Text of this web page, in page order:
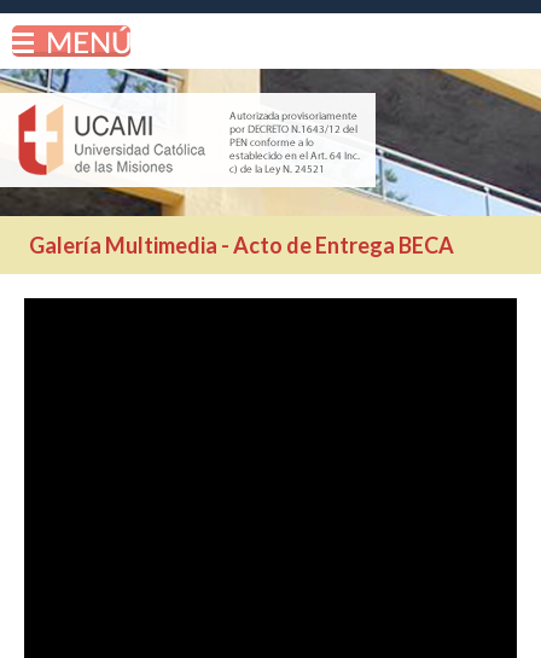
Galería Multimedia - Acto de Entrega BECA